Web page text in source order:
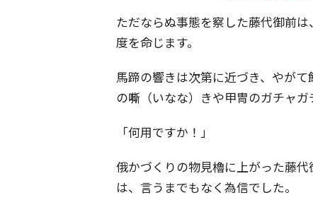
ただならぬ事態を察した藤代御前
度を命じます。
馬蹄の響きは次第に近づき、やが
の嘶（いなな）きや甲冑のガチャガ
「何用ですか！」
俄かづくりの物見櫓に上がった藤
は、言うまでもなく為信でした。